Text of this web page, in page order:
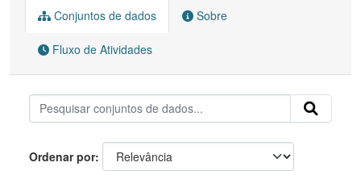
Conjuntos de dados Sobre
Fluxo de Atividades
Ordenar por